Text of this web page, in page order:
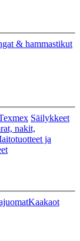
& hammastikut
Säilykkeet
nakit,
ja
Kaakaot